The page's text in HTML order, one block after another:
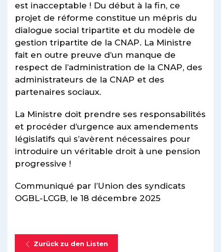
est inacceptable ! Du début à la fin, ce
projet de réforme constitue un mépris du
dialogue social tripartite et du modèle de
gestion tripartite de la CNAP. La Ministre
fait en outre preuve d’un manque de
respect de l’administration de la CNAP, des
administrateurs de la CNAP et des
partenaires sociaux.
La Ministre doit prendre ses responsabilités
et procéder d’urgence aux amendements
législatifs qui s’avèrent nécessaires pour
introduire un véritable droit à une pension
progressive !
Communiqué par l’Union des syndicats
OGBL-LCGB, le 18 décembre 2025
Zurück zu den Listen